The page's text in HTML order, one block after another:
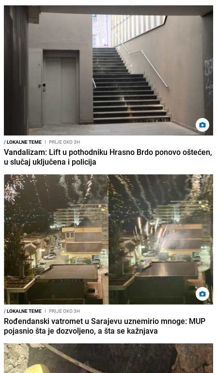
/LOKALNE TEME I PRIJE OKO 3H
Vandalizam: Lift u pothodniku Hrasno Brdo ponovo oštećen,
u slučaj uključena i policija
/LOKALNE TEME I PRIJE OKO 3H
Rođendanski vatromet u Sarajevu uznemirio mnoge: MUP
pojasnio šta je dozvoljeno, a šta se kažnjava